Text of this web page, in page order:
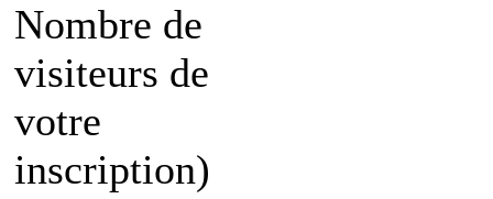
Nombre de
visiteurs de
votre
inscription)